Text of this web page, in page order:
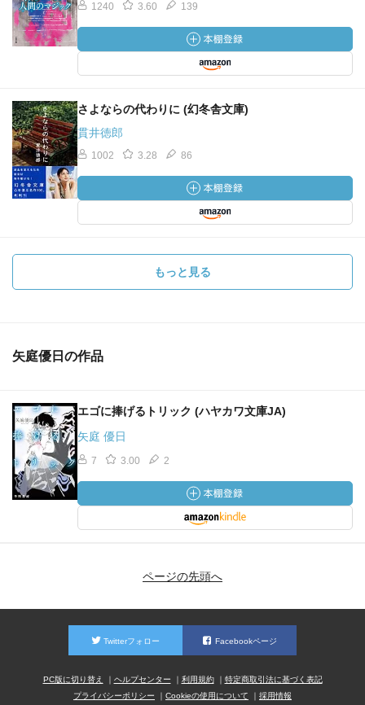
1240 3.60 139
さよならの代わりに (幻冬舎文庫)
貫井徳郎
1002 3.28 86
もっと見る
矢庭優日の作品
エゴに捧げるトリック (ハヤカワ文庫JA)
矢庭 優日
7 3.00 2
ページの先頭へ
Twitterフォロー Facebookページ
PC版に切り替え ヘルプセンター 利用規約
特定商取引法に基づく表記
プライバシーポリシー
Cookieの使用について 採用情報